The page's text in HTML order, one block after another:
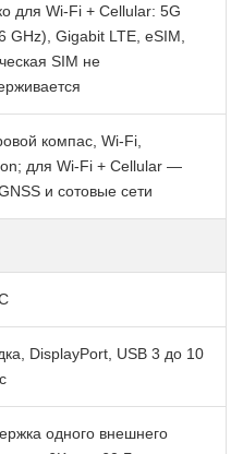
для Wi-Fi + Cellular: 5G
GHz), Gigabit LTE, eSIM,
SIM не
компас, Wi-Fi,
для Wi-Fi + Cellular —
и сотовые сети
DisplayPort, USB 3 до 10
одного внешнего